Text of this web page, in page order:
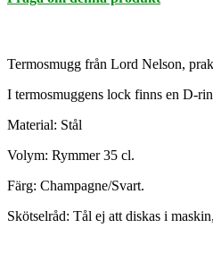
Termosmugg från Lord Nelson,
I termosmuggens lock finns en D-
Material: Stål
Volym: Rymmer 35 cl.
Färg: Champagne/Svart.
Skötselråd: Tål ej att diskas i